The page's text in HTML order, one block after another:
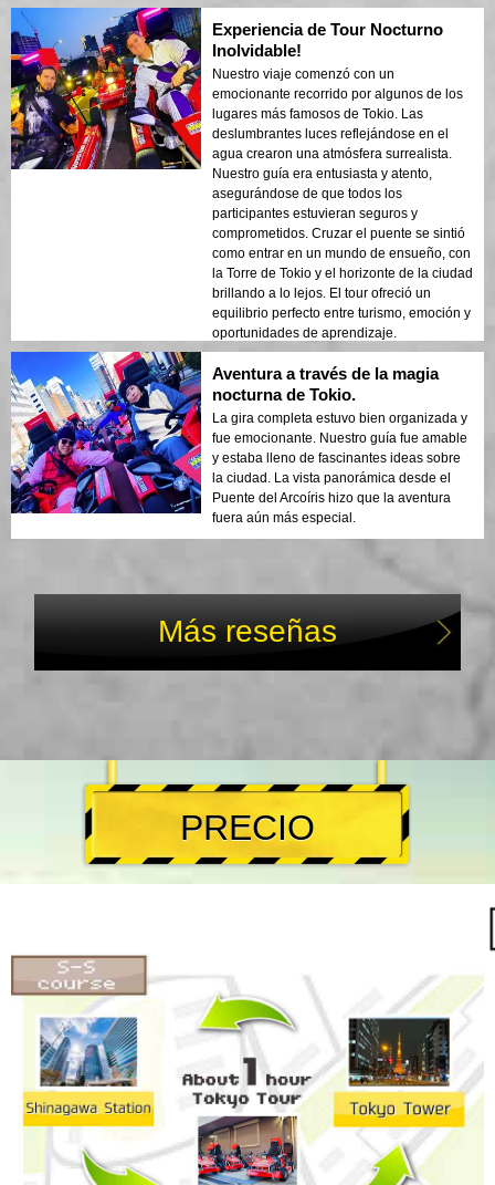
la ciudad reflejándose en la bahía crearon
una atmósfera de ensueño que dejó una
impresión duradera. Este tour es ideal para
visitantes primerizos que desean una
mezcla de aventura y turismo. El contraste
entre las estructuras modernas de Tokio y
las áreas históricas se mostró bellamente
en las luces de la noche. ¡Recomendaría
mucho este tour a cualquiera!
Experiencia de Tour Nocturno
Inolvidable!
Nuestro viaje comenzó con un
emocionante recorrido por algunos de los
lugares más famosos de Tokio. Las
deslumbrantes luces reflejándose en el
agua crearon una atmósfera surrealista.
Nuestro guía era entusiasta y atento,
asegurándose de que todos los
participantes estuvieran seguros y
comprometidos. Cruzar el puente se sintió
como entrar en un mundo de ensueño, con
la Torre de Tokio y el horizonte de la ciudad
brillando a lo lejos. El tour ofreció un
equilibrio perfecto entre turismo, emoción y
oportunidades de aprendizaje.
Aventura a través de la magia
nocturna de Tokio.
La gira completa estuvo bien organizada y
fue emocionante. Nuestro guía fue amable
y estaba lleno de fascinantes ideas sobre
la ciudad. La vista panorámica desde el
Puente del Arcoíris hizo que la aventura
fuera aún más especial.
Más reseñas
PRECIO